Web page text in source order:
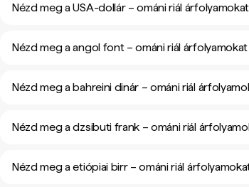
Nézd meg a USA-dollár – ománi riál árfolyamokat
Nézd meg a angol font – ománi riál árfolyamokat
Nézd meg a bahreini dinár – ománi riál
Nézd meg a dzsibuti frank – ománi riál
Nézd meg a etiópiai birr – ománi riál